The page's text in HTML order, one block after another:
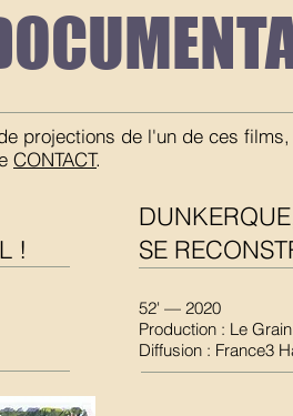
projections de l'un de ces
CONTACT.
!
SE
52' — 2020
Production : Le
Diffusion : France3